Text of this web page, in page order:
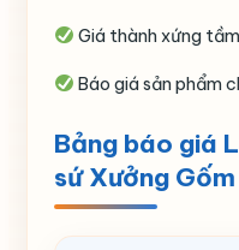
Giá thành xứng
Báo giá sản phẩm
Bảng báo giá
sứ Xưởng